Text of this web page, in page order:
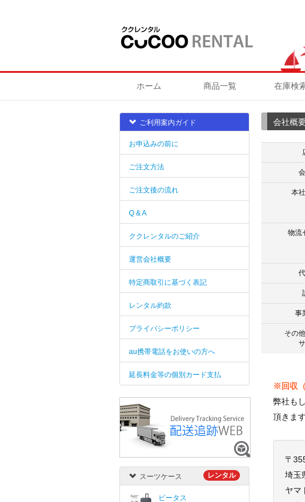
ホーム 商品一覧 在庫検
会社概
本
物流
事
その
※回収
弊社も
頂きま
〒
埼玉
ヤマ
ご利用案内ガイド
お申込みの前に
ご注文方法
ご注文後の流れ
Q & A
ククレンタルのご紹介
運営会社概要
特定商取引に基づく表記
レンタル約款
プライバシーポリシー
au携帯電話をお使いの方へ
延長料金等の個別カード支払
スーツケース レンタル
ビータス